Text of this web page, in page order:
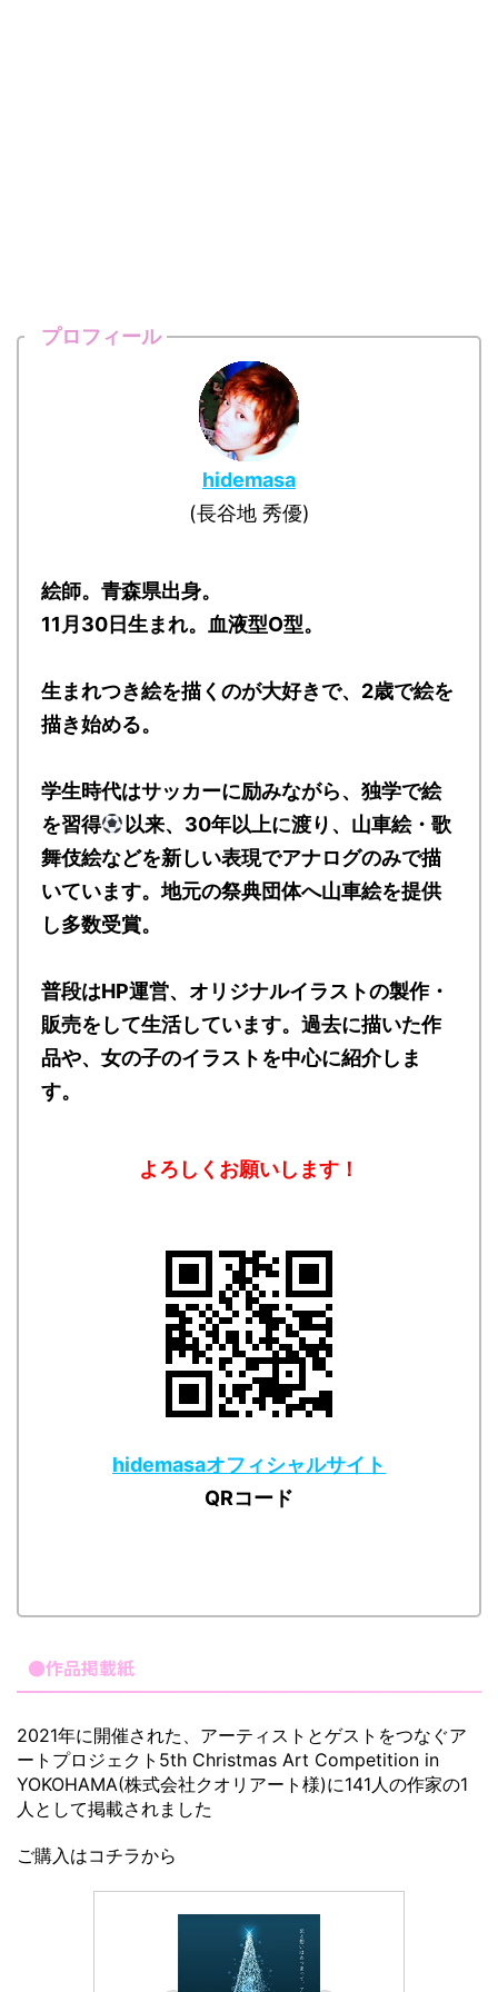
プロフィール
hidemasa
(長谷地 秀優)
絵師。青森県出身。
11月30日生まれ。血液型O型。
生まれつき絵を描くのが大好きで、2歳で絵を
描き始める。
学生時代はサッカーに励みながら、独学で絵
を習得
以来、30年以上に渡り、山車絵・歌
舞伎絵などを新しい表現でアナログのみで描
いています。地元の祭典団体へ山車絵を提供
し多数受賞。
普段はHP運営、オリジナルイラストの製作・
販売をして生活しています。過去に描いた作
品や、女の子のイラストを中心に紹介しま
す。
よろしくお願いします！
hidemasaオフィシャルサイト
QRコード
●作品掲載紙
2021年に開催された、アーティストとゲストをつなぐア
ートプロジェクト5th Christmas Art Competition in
YOKOHAMA(株式会社クオリアート様)に141人の作家の1
人として掲載されました
ご購入はコチラから